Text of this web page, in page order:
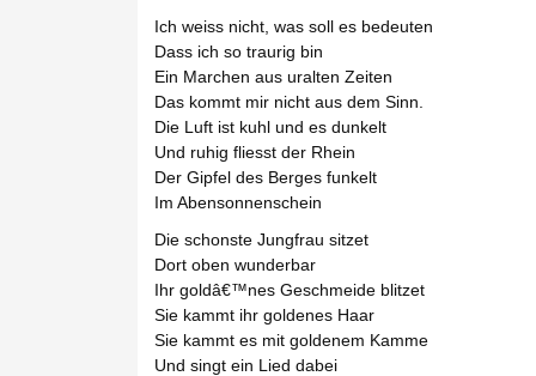
Ich weiss nicht, was soll es bedeuten
Dass ich so traurig bin
Ein Marchen aus uralten Zeiten
Das kommt mir nicht aus dem Sinn.
Die Luft ist kuhl und es dunkelt
Und ruhig fliesst der Rhein
Der Gipfel des Berges funkelt
Im Abensonnenschein
Die schonste Jungfrau sitzet
Dort oben wunderbar
Ihr goldâ€™nes Geschmeide blitzet
Sie kammt ihr goldenes Haar
Sie kammt es mit goldenem Kamme
Und singt ein Lied dabei